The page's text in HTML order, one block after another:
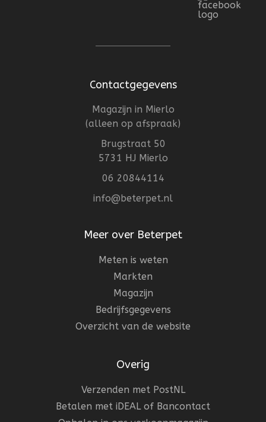
Contactgegevens
Magazijn in Mierlo
(alleen op afspraak)
Brugstraat 50
5731 HJ Mierlo
06 20844114
info@beterpet.nl
Meer over Beterpet
Meten is weten
Markten
Magazijn
Bedrijfsgegevens
Overzicht van de website
Overig
Verzenden met PostNL
Betalen met iDEAL of Bancontact